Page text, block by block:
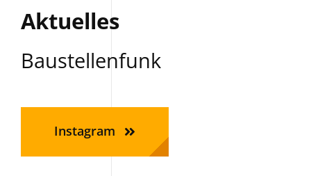
Aktuelles
Baustellenfunk
Instagram